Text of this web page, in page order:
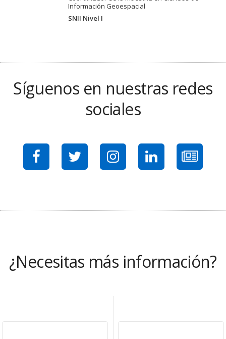
Información Geoespacial
SNII Nivel I
Síguenos en nuestras redes
sociales
¿Necesitas más información?